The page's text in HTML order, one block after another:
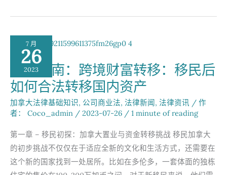
功
民
后
的
国
内
资
产
如
何
安
全
转
移
境
7 月
26
2023
解析指南：跨境财富转移：移民后
如何合法转移国内资产
加拿大法律基础知识, 公司商业法, 法律新闻, 法律资讯 / 作
者：
Coco_admin / 2023-07-26 / 1 minute of reading
第一章 – 移民初探：加拿大置业与资金转移挑战 移民加拿大
的初步挑战不仅仅在于适应全新的文化和生活方式，还需要在
这个新的国家找到一处居所。比如在多伦多，一套体面的独栋